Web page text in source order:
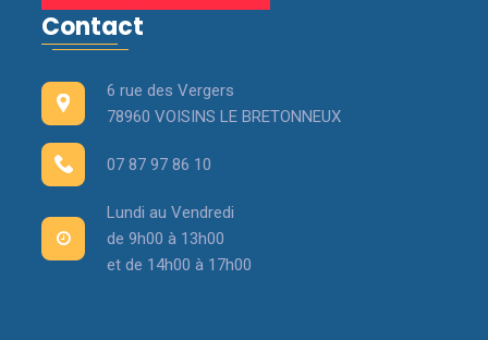
Contact
6 rue des Vergers
78960 VOISINS LE BRETONNEUX
07 87 97 86 10
Lundi au Vendredi
de 9h00 à 13h00
et de 14h00 à 17h00